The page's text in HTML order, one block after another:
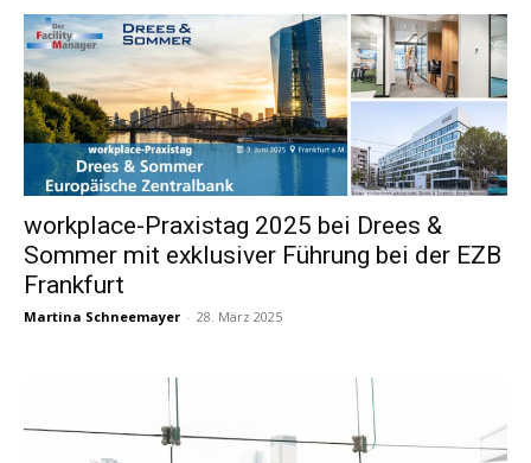
workplace-Praxistag 2025 bei Drees &
Sommer mit exklusiver Führung bei der EZB
Frankfurt
Martina Schneemayer - 28. März 2025